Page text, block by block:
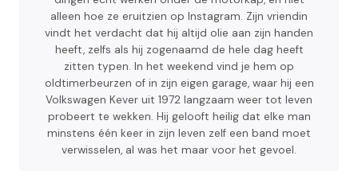
alleen hoe ze eruitzien op Instagram. Zijn vriendin
vindt het verdacht dat hij altijd olie aan zijn handen
heeft, zelfs als hij zogenaamd de hele dag heeft
zitten typen. In het weekend vind je hem op
oldtimerbeurzen of in zijn eigen garage, waar hij een
Volkswagen Kever uit 1972 langzaam weer tot leven
probeert te wekken. Hij gelooft heilig dat elke man
minstens één keer in zijn leven zelf een band moet
verwisselen, al was het maar voor het gevoel.